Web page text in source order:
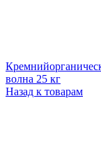
волна 25 кг
Назад к товарам